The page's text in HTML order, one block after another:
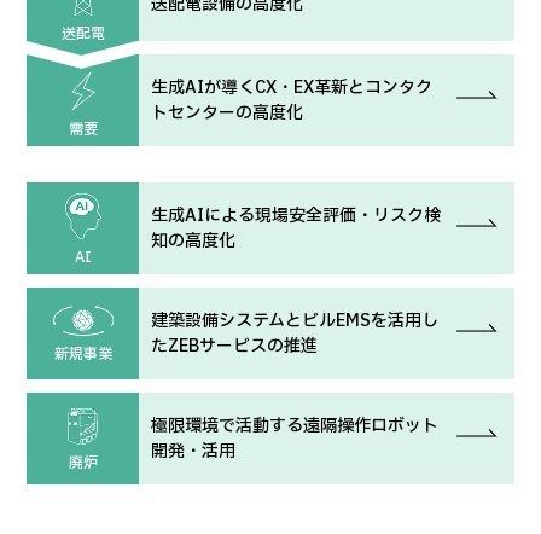
送配電
需要
生成AIが導くCX・EX革新とコンタク
トセンターの高度化
AI
生成AIによる現場安全評価・リスク検
知の高度化
新規事業
建築設備システムとビルEMSを活用し
たZEBサービスの推進
廃炉
極限環境で活動する遠隔操作ロボット
開発・活用